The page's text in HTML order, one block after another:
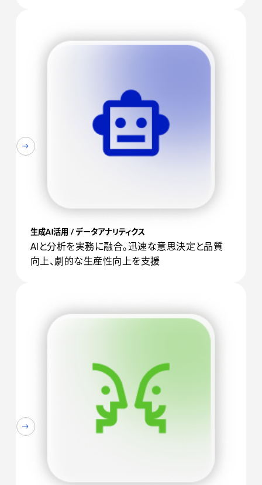
生成AI活用 / データアナリティクス
AIと分析を実務に融合。迅速な意思決定と品質
向上、劇的な生産性向上を支援